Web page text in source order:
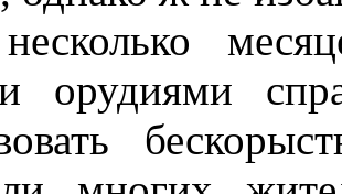
орудиями